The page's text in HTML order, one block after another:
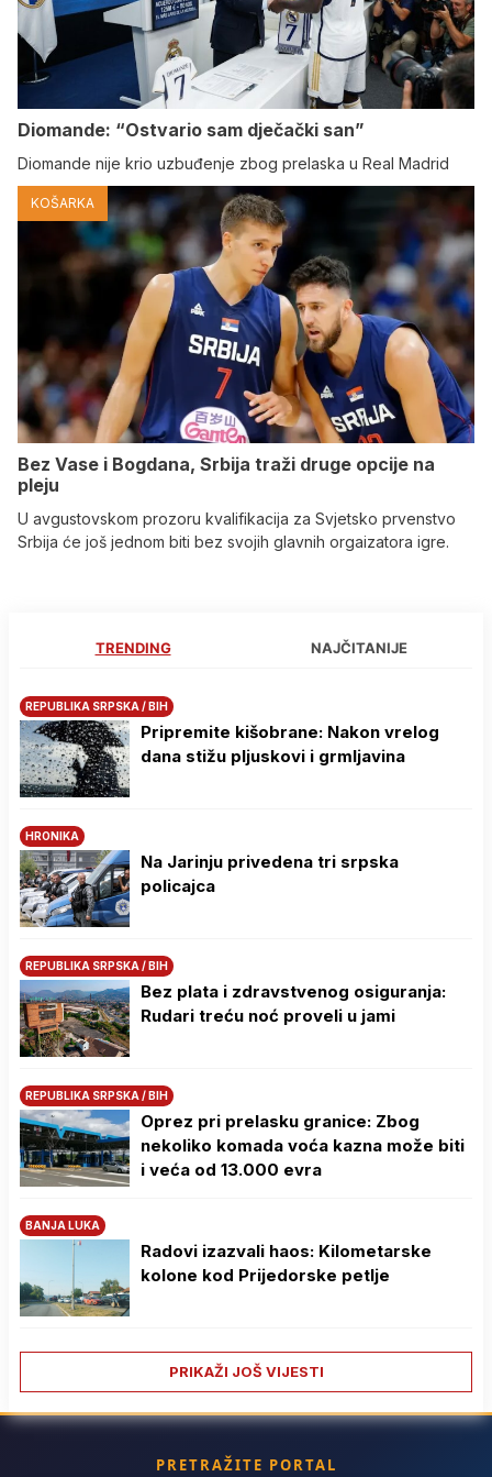
Diomande: “Ostvario sam dječački san”
Diomande nije krio uzbuđenje zbog prelaska u Real Madrid
KOŠARKA
Bez Vase i Bogdana, Srbija traži druge opcije na
pleju
U avgustovskom prozoru kvalifikacija za Svjetsko prvenstvo
Srbija će još jednom biti bez svojih glavnih orgaizatora igre.
TRENDING NAJČITANIJE
REPUBLIKA SRPSKA / BIH
Pripremite kišobrane: Nakon vrelog
dana stižu pljuskovi i grmljavina
HRONIKA
Na Јarinju privedena tri srpska
policajca
REPUBLIKA SRPSKA / BIH
Bez plata i zdravstvenog osiguranja:
Rudari treću noć proveli u jami
REPUBLIKA SRPSKA / BIH
Oprez pri prelasku granice: Zbog
nekoliko komada voća kazna može biti
i veća od 13.000 evra
BANJA LUKA
Radovi izazvali haos: Kilometarske
kolone kod Prijedorske petlje
PRIKAŽI JOŠ VIJESTI
PRETRAŽITE PORTAL